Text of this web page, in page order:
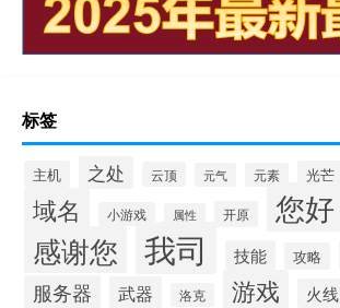
标签
主机 之处 云顶 元气 元素 光芒
域名 小游戏 属性 开原 您好
感谢您 我司 技能 攻略
服务器 武器 洛克 游戏 火线